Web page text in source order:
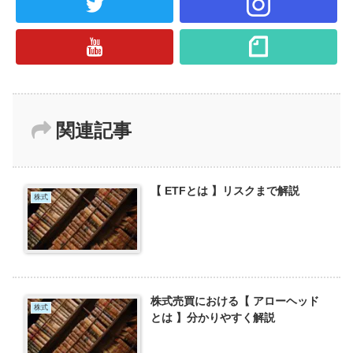
関連記事
株式 【 ETFとは 】リスクまで解説
株式
株式売買における【 アローヘッド
とは 】分かりやすく解説